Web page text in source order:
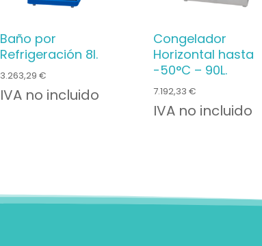
Baño por
Refrigeración 8l.
3.263,29€
IVA no incluido
Congelador
Horizontal hasta
-50°C – 90L.
7.192,33 €
IVA no incluido